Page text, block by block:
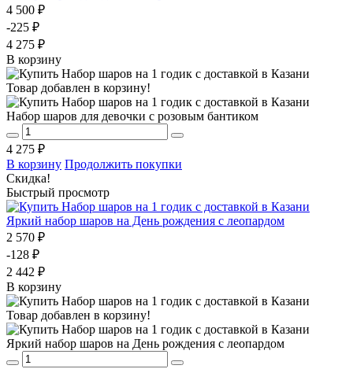
4 500 ₽
-225 ₽
4 275 ₽
В корзину
Товар добавлен в корзину!
Набор шаров для девочки с розовым бантиком
4 275 ₽
В корзину Продолжить покупки
Скидка!
Быстрый просмотр
Яркий набор шаров на День рождения с леопардом
2 570 ₽
-128 ₽
2 442 ₽
В корзину
Товар добавлен в корзину!
Яркий набор шаров на День рождения с леопардом